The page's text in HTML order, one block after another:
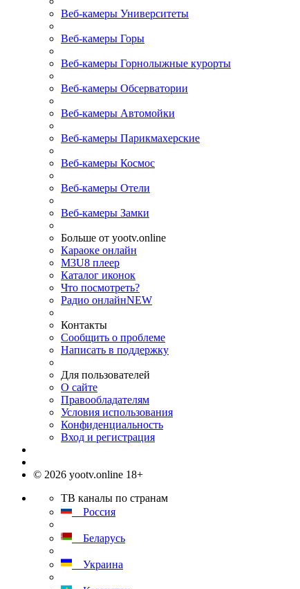
Веб-камеры Университеты
Веб-камеры Горы
Веб-камеры Горнолыжные курорты
Веб-камеры Обсерватории
Веб-камеры Автомойки
Веб-камеры Парикмахерские
Веб-камеры Космос
Веб-камеры Отели
Веб-камеры Замки
Больше от yootv.online
Караоке онлайн
M3U8 плеер
Каталог иконок
Что посмотреть?
Радио онлайнNEW
Контакты
Сообщить о проблеме
Написать в поддержку
Для пользователей
О сайте
Правообладателям
Условия использования
Конфиденциальность
Вход и регистрация
© 2026 yootv.online 18+
ТВ каналы по странам
Россия
Беларусь
Украина